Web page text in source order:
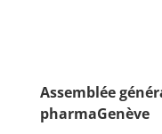
Assemblée
pharmaGenève